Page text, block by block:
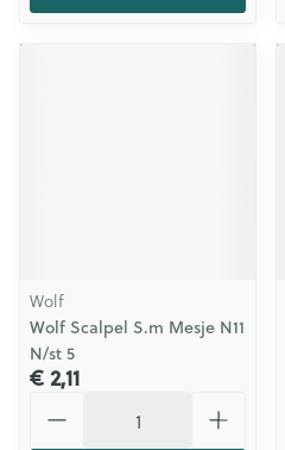
Wolf
Wolf Scalpel S.m Mesje N11
N/st 5
€ 2,11